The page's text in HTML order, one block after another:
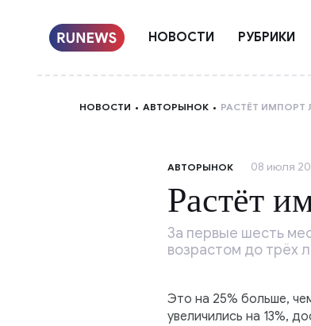
НОВОСТИ РУБРИКИ
НОВОСТИ АВТОРЫНОК РАСТЁТ
АВТОРЫНОК 08 июля
Растёт
За первые шесть
возрастом до трёх
Это на 25% больше,
увеличились на 13%,